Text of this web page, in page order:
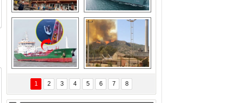
Çeksan Tersanesi,
Başaran Bayrak
tankerini suya
indirdi
TCG Anadolu,
tersane teknik
seyrini tamamladı
Göçmenlerin
imdadına Türk
sahipli MINA DENIZ
yetişti
Milas’taki yangın
yeniden termik
santrallere doğru
ilerliyor
1 2 3 4 5 6 7 8